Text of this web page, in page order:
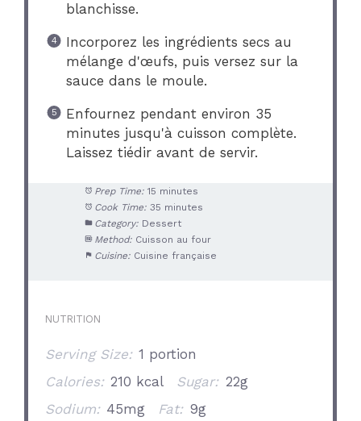
blanchisse.
Incorporez les ingrédients secs au
mélange d'œufs, puis versez sur la
sauce dans le moule.
Enfournez pendant environ 35
minutes jusqu'à cuisson complète.
Laissez tiédir avant de servir.
Prep Time: 15 minutes
Cook Time: 35 minutes
Category: Dessert
Method: Cuisson au four
Cuisine: Cuisine française
NUTRITION
Serving Size: 1 portion
Calories: 210 kcal Sugar: 22g
Sodium: 45mg Fat: 9g